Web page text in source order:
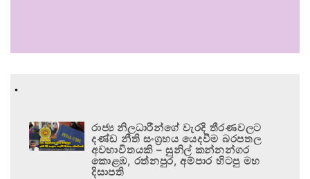
.
රාජ්‍ය නිලධාරීන්ගේ වැරදි තීරණවලට
දණ්ඩ නීති සංග්‍රහය යෙදවීම බරපතල
අවභාවිතයකි – සුනිල් කන්නන්ගර
කොළඹ, රත්නපුර, අම්පාර හිටපු මහ
දිසාපති